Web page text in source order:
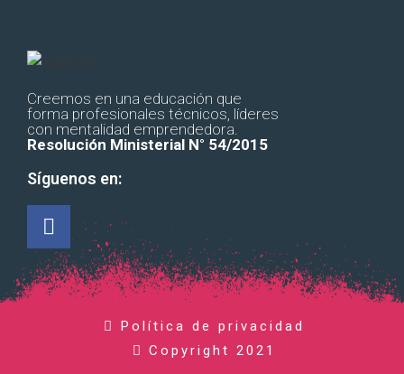
Creemos en una educación que
forma profesionales técnicos, líderes
con mentalidad emprendedora.
Resolución Ministerial N° 54/2015
Síguenos en:
Política de privacidad
Copyright 2021